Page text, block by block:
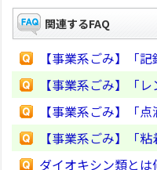
関連するFAQ
【事業系ごみ】「
【事業系ごみ】「
【事業系ごみ】「
【事業系ごみ】「
ダイオキシン類とは